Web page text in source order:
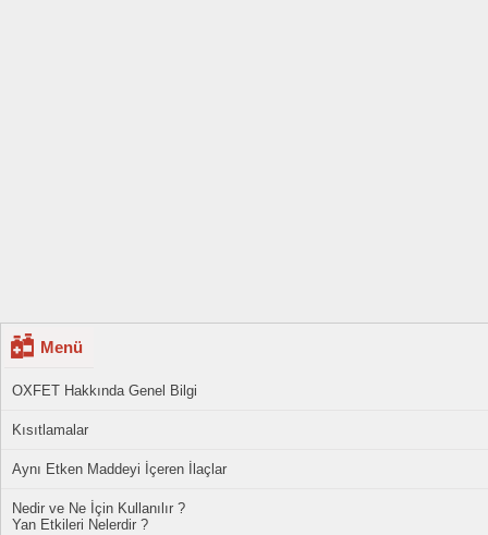
Menü
OXFET Hakkında Genel Bilgi
Kısıtlamalar
Aynı Etken Maddeyi İçeren İlaçlar
Nedir ve Ne İçin Kullanılır ?
Yan Etkileri Nelerdir ?